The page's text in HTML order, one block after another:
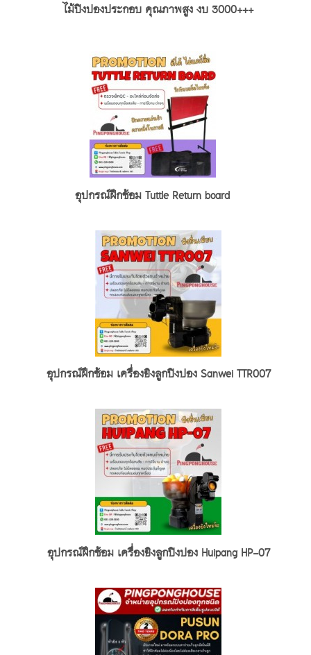
ไม้ปิงปองประกอบ คุณภาพสูง งบ 3000+++
อุปกรณ์ฝึกซ้อม Tuttle Return board
อุปกรณ์ฝึกซ้อม เครื่องยิงลูกปิงปอง Sanwei TTR007
อุปกรณ์ฝึกซ้อม เครื่องยิงลูกปิงปอง Huipang HP-07